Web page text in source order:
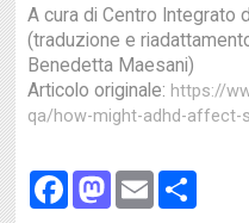
A cura di Centro Integrato
(traduzione e
Benedetta Maesani)
Articolo originale: https://
qa/how-might-adhd-affect-
Facebook
Email